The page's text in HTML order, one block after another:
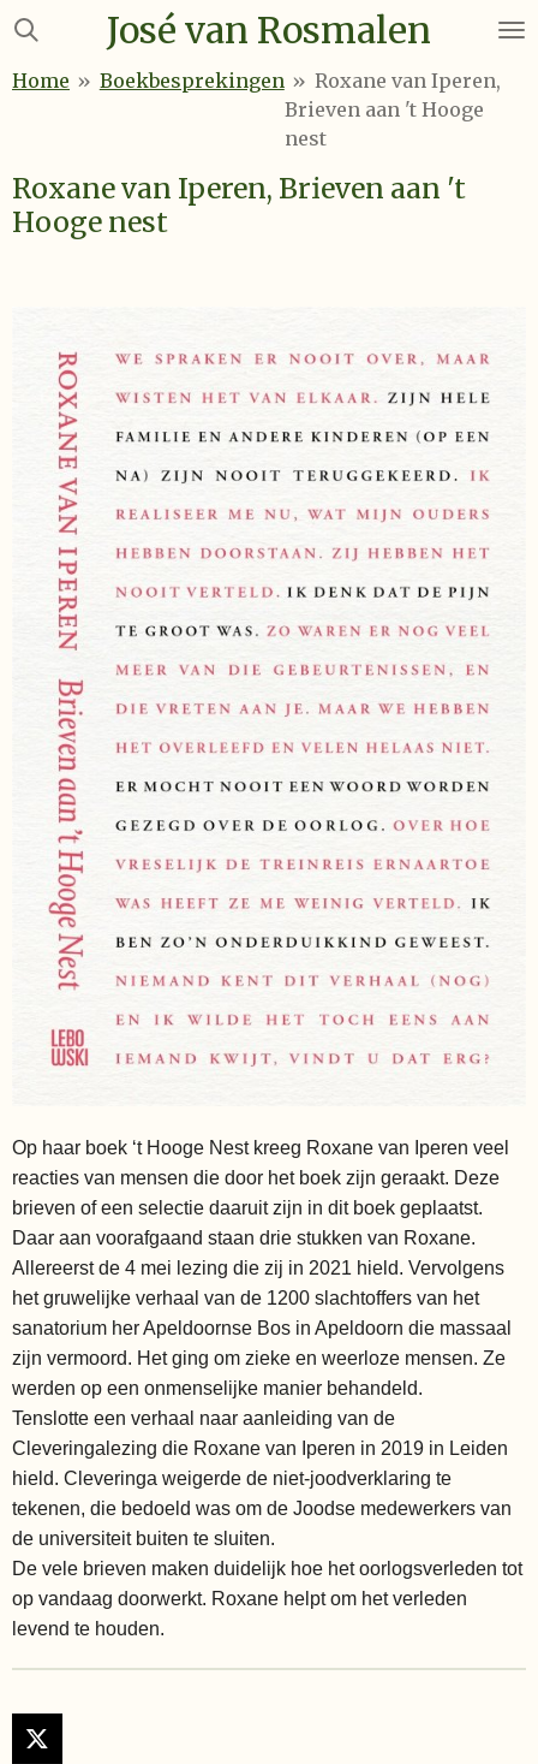
Ga
naar
José van Rosmalen
Home » Boekbesprekingen » Roxane van Iperen,
Brieven aan 't Hooge
nest
Roxane van Iperen, Brieven aan 't
Hooge nest
Op haar boek ‘t Hooge Nest kreeg Roxane van Iperen veel
reacties van mensen die door het boek zijn geraakt. Deze
brieven of een selectie daaruit zijn in dit boek geplaatst.
Daar aan voorafgaand staan drie stukken van Roxane.
Allereerst de 4 mei lezing die zij in 2021 hield. Vervolgens
het gruwelijke verhaal van de 1200 slachtoffers van het
sanatorium her Apeldoornse Bos in Apeldoorn die massaal
zijn vermoord. Het ging om zieke en weerloze mensen. Ze
werden op een onmenselijke manier behandeld.
Tenslotte een verhaal naar aanleiding van de
Cleveringalezing die Roxane van Iperen in 2019 in Leiden
hield. Cleveringa weigerde de niet-joodverklaring te
tekenen, die bedoeld was om de Joodse medewerkers van
de universiteit buiten te sluiten.
De vele brieven maken duidelijk hoe het oorlogsverleden tot
op vandaag doorwerkt. Roxane helpt om het verleden
levend te houden.
X